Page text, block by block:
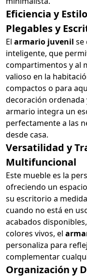
Eficiencia y
Plegables y
El armario juvenil se
inteligente, que
compartimentos y al
valioso en la
compactos o para
decoración ordenada
armario integra un
perfectamente a las
desde casa.
Versatilidad y
Multifuncional
Este mueble es la
ofreciendo un
su escritorio a
cuando no está en
acabados
colores vivos, el
personaliza para
complementar
Organización y